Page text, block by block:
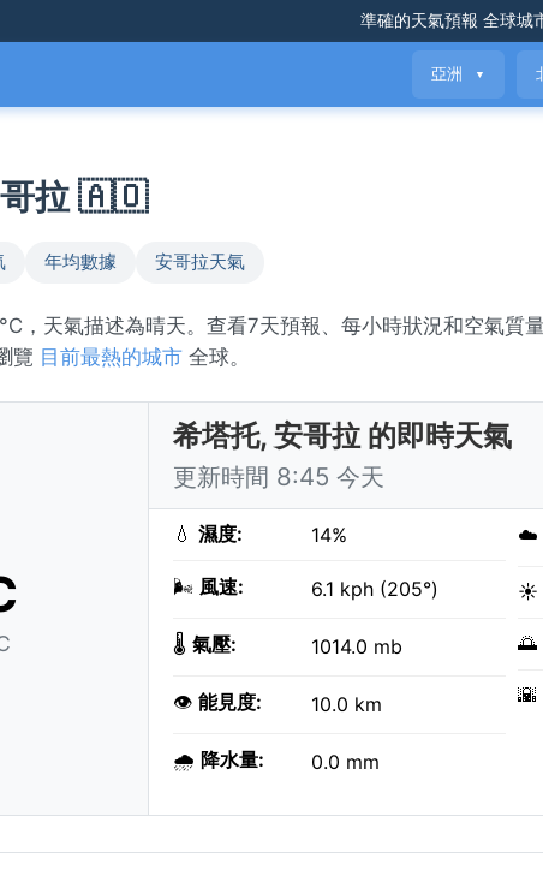
準確的天氣預報 全球城
亞洲 ▼
哥拉 🇦🇴
年均數據 安哥拉天氣
，天氣描述為晴天。查看7天預報、每小時狀況和空氣質
覽 目前最熱的城市 全球。
希塔托, 安哥拉 的即時天氣
更新時間 8:45 今天
💧 濕度: 14%
🌬️ 風速: 6.1 kph (205°)
🌡️ 氣壓: 1014.0 mb
👁️ 能見度: 10.0 km
🌧️ 降水量: 0.0 mm
☁️
☀️
🌅
🌇